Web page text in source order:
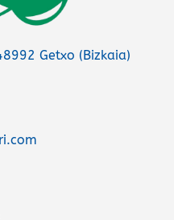
Getxo (Bizkaia)